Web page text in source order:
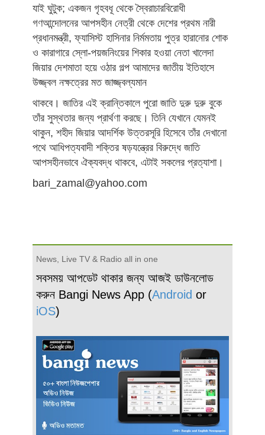
যাই ঘুটুক; একজন গৃহবধূ থেকে স্বৈরাচারবিরোধী
গণআন্দোলনের আপসহীন নেত্রী থেকে দেশের প্রথম নারী
প্রধানমন্ত্রী, ফ্যাসিস্ট হাসিনার নির্মমতায় পুত্র হারানোর শোক
ও কারাগারে স্লো-পয়জনিংয়ের শিকার হওয়া নেতা খালেদা
জিয়ার দেশমাতা হয়ে ওঠার গল্প আমাদের জাতীয় ইতিহাসে
উজ্জ্বল নক্ষত্রের মত জাজ্জ্বল্যমান
থাকবে। জাতির এই ক্রান্তিকালে পুরো জাতি দুরু দুরু বুকে
তাঁর সুস্থতার জন্য প্রার্থণা করছে। তিনি যেখানে যেমনই
থাকুন, শহীদ জিয়ার আদর্শিক উত্তরসূরি হিসেবে তাঁর দেখানো
পথে আধিপত্যবাদী শক্তির ষড়যন্ত্রের বিরুদ্ধে জাতি
আপসহীনভাবে ঐক্যবদ্ধ থাকবে, এটাই সকলের প্রত্যাশা।
bari_zamal@yahoo.com
News, Live TV & Radio all in one
সবসময় আপডেট থাকার জন্য আজই ডাউনলোড
করুন Bangi News App (Android or
iOS)